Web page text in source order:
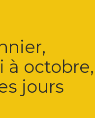
à octobre,
jours